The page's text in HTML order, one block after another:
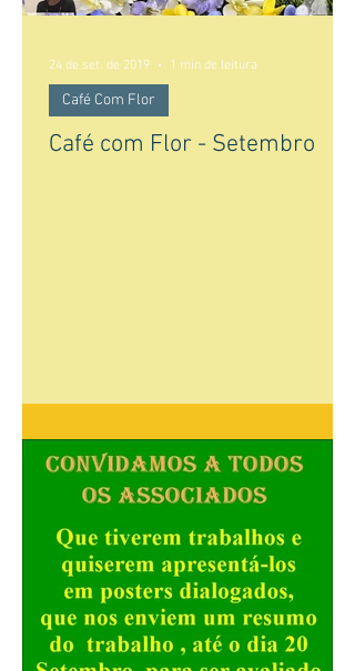
Café com Flor - Setembro
Café Com Flor
24 de set. de 2019 1 min de leitura